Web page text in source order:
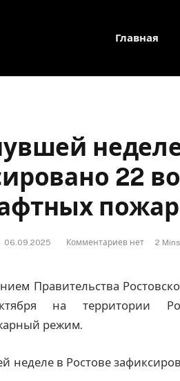
Главная
неделе
22
06.09.2025 Комментариев нет 2
Правительства
на территории
режим.
неделе в Ростове